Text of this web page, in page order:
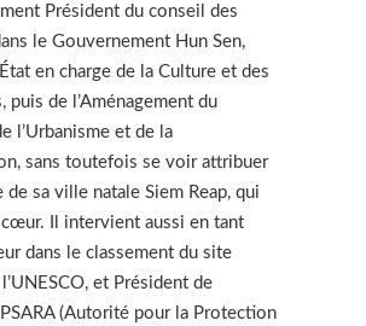
Président du conseil des
le Gouvernement Hun Sen,
en charge de la Culture et des
puis de l’Aménagement du
l’Urbanisme et de la
sans toutefois se voir attribuer
de sa ville natale Siem Reap, qui
cœur. Il intervient aussi en tant
dans le classement du site
l’UNESCO, et Président de
(Autorité pour la Protection